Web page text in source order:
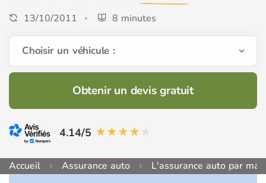
13/10/2011 8 minutes
Choisir un véhicule :
Obtenir un devis gratuit
4.14/5
Accueil Assurance auto L'assurance auto par